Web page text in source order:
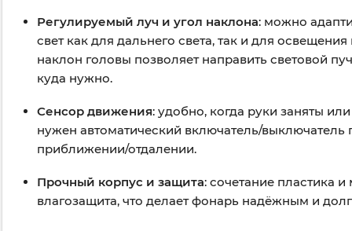
Регулируемый луч и угол наклона: можно
свет как для дальнего света, так и для освещения
наклон головы позволяет направить световой
куда нужно.
Сенсор движения: удобно, когда руки заняты
нужен автоматический включатель/выключатель
приближении/отдалении.
Прочный корпус и защита: сочетание пластика и
влагозащита, что делает фонарь надёжным и